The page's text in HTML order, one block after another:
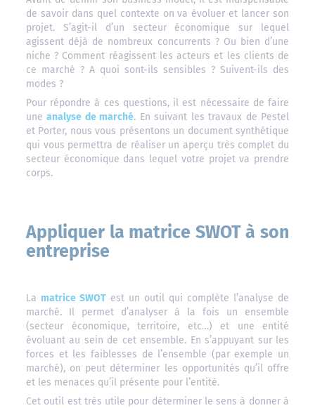
de savoir dans quel contexte on va évoluer et lancer son
projet. S’agit-il d’un secteur économique sur lequel
agissent déjà de nombreux concurrents ? Ou bien d’une
niche ? Comment réagissent les acteurs et les clients de
ce marché ? A quoi sont-ils sensibles ? Suivent-ils des
modes ?
Pour répondre à ces questions, il est nécessaire de faire
uneanalyse de marché. En suivant les travaux de Pestel
et Porter, nous vous présentons un document synthétique
qui vous permettra de réaliser un aperçu très complet du
secteur économique dans lequel votre projet va prendre
corps.
Appliquer la matrice SWOT à son
entreprise
La matrice SWOT est un outil qui complète l’analyse de
marché. Il permet d’analyser à la fois un ensemble
(secteur économique, territoire, etc…) et une entité
évoluant au sein de cet ensemble. En s’appuyant sur les
forces et les faiblesses de l’ensemble (par exemple un
marché), on peut déterminer les opportunités qu’il offre
et les menaces qu’il présente pour l’entité.
Cet outil est très utile pour déterminer le sens à donner à